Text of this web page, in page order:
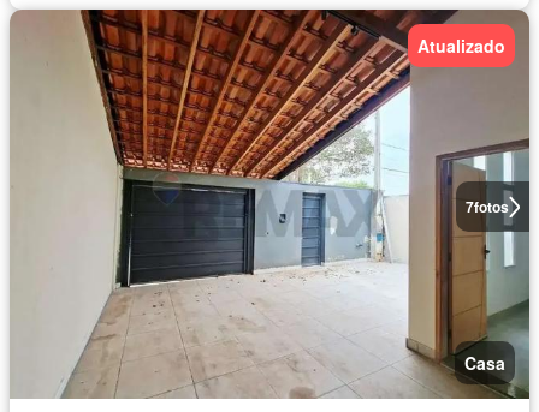
7fotos
Atualizado
Casa